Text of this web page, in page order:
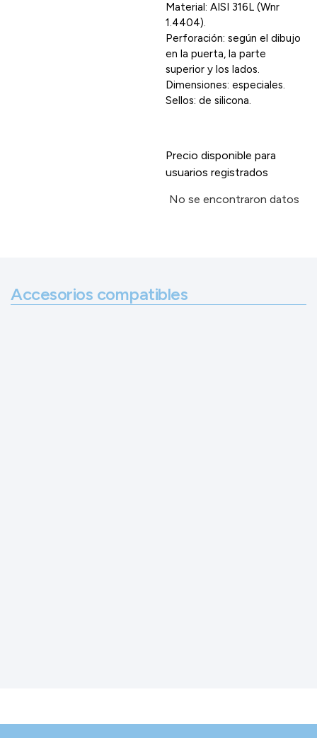
Material: AISI 316L (Wnr
1.4404).
Perforación: según el dibujo
en la puerta, la parte
superior y los lados.
Dimensiones: especiales.
Sellos: de silicona.
Precio disponible para
usuarios registrados
No se encontraron datos
Accesorios compatibles